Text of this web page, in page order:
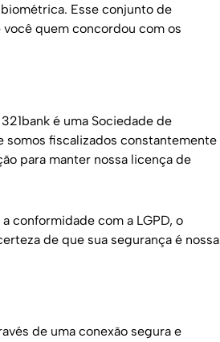
Esse conjunto de
quem concordou com os
é uma Sociedade de
somos fiscalizados constantemente
para manter nossa licença de
conformidade com a LGPD, o
de que sua segurança é nossa
de uma conexão segura e